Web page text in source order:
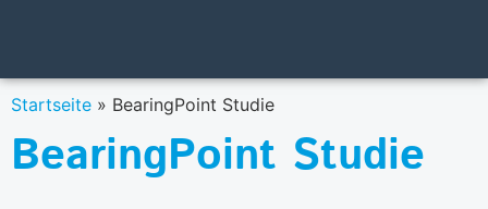
Startseite » BearingPoint Studie
BearingPoint Studie